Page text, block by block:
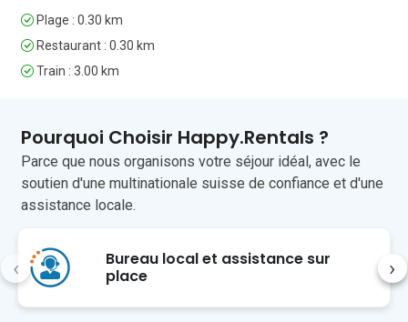
• Vélos disponibles à la location
(différentes options et tarifs).
• Location de bateau à moteur de 40 ch
disponible (1 jour : 1 000 SEK ; 1
pendant 2 heures avec la location ;
réservation supplémentaire disponible
à 500 SEK/heure.
minutes en ferry de la ville de
Karlskrona. Avec seulement 430
Plage : 0.30 km
Restaurant : 0.30 km
Train : 3.00 km
Pourquoi Choisir Happy.Rentals ?
Parce que nous organisons votre séjour idéal, avec le
soutien d'une multinationale suisse de confiance et d'une
assistance locale.
Bureau local et assistance sur
place
‹ ›